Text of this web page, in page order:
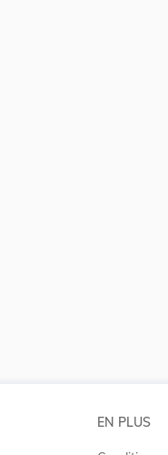
la taille du texte
EN PLUS